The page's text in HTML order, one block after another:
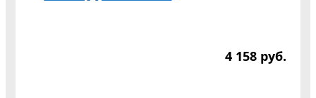
4 158 руб.